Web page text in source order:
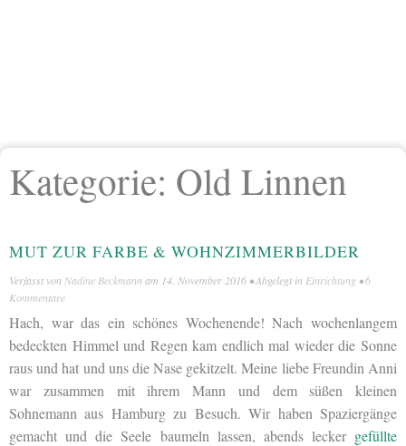
Kategorie: Old Linnen
MUT ZUR FARBE & WOHNZIMMERBILDER
Verfasst von Nadine Beckmann am 14. November 2016 • Abgelegt in Einrichtung •6
Kommentare
Hach, war das ein schönes Wochenende! Nach wochenlangem
bedeckten Himmel und Regen kam endlich mal wieder die Sonne
raus und hat und uns die Nase gekitzelt. Meine liebe Freundin Anni
war zusammen mit ihrem Mann und dem süßen kleinen
Sohnemann aus Hamburg zu Besuch. Wir haben Spaziergänge
gemacht und die Seele baumeln lassen, abends lecker gefüllte